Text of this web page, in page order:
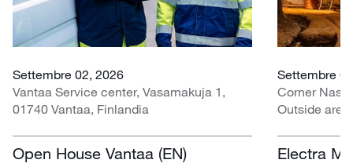
Settembre 02, 2026
Vantaa Service center, Vasamakuja 1,
01740 Vantaa, Finlandia
Open House Vantaa (EN)
Settembre
Corner
Outside area
Electra